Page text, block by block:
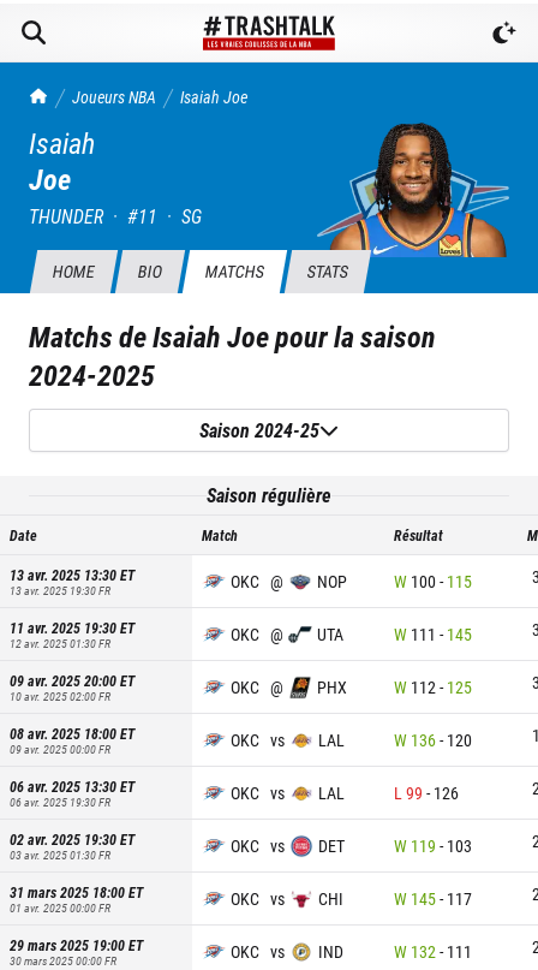
TrashTalk Actu NBA
Joueurs NBA Isaiah Joe
Isaiah
Joe
THUNDER · #11 · SG
HOME BIO MATCHS STATS
Matchs deIsaiah Joepour la saison
2024-2025
Saison 2024-25
Saison régulière
Date Match Résultat
13 avr. 2025 13:30ET
13 avr. 2025 19:30FR OKC @ NOP W 100- 115
11 avr. 2025 19:30ET
12 avr. 2025 01:30FR OKC @ UTA W 111 - 145
09 avr. 2025 20:00ET
10 avr. 2025 02:00FR OKC @ PHX W 112 - 125
08 avr. 2025 18:00ET
09 avr. 2025 00:00FR OKC vs LAL W 136- 120
06 avr. 2025 13:30ET
06 avr. 2025 19:30FR OKC vs LAL L 99 - 126
02 avr. 2025 19:30ET
03 avr. 2025 01:30FR OKC vs DET W 119 - 103
31 mars 2025 18:00ET
01 avr. 2025 00:00FR OKC vs CHI W 145- 117
29 mars 2025 19:00ET
30 mars 2025 00:00FR OKC vs IND W 132 - 111